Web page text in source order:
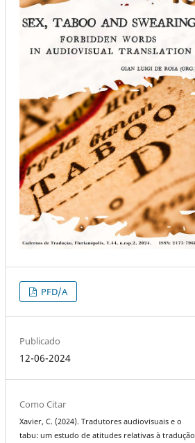
PFD/A
Publicado
12-06-2024
Como Citar
Xavier, C. (2024). Tradutores audiovisuais e o
tabu: um estudo de atitudes relativas à tradução